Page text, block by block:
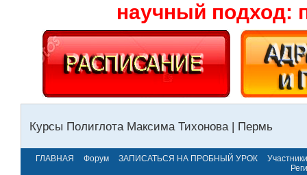
научный подход:
Курсы Полиглота Максима Тихонова | Пермь
ГЛАВНАЯ Форум ЗАПИСАТЬСЯ НА ПРОБНЫЙ УРОК
Участники